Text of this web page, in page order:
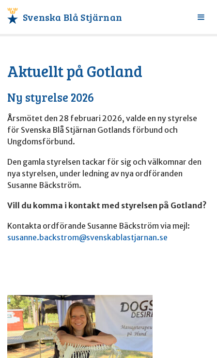
Svenska Blå Stjärnan
Växla
Aktuellt på Gotland
Ny styrelse 2026
Årsmötet den 28 februari 2026, valde en ny styrelse
för Svenska Blå Stjärnan Gotlands förbund och
Ungdomsförbund.
Den gamla styrelsen tackar för sig och välkomnar den
nya styrelsen, under ledning av nya ordföranden
Susanne Bäckström.
Vill du komma i kontakt med styrelsen på Gotland?
Kontakta ordförande Susanne Bäckström via mejl:
susanne.backstrom@svenskablastjarnan.se